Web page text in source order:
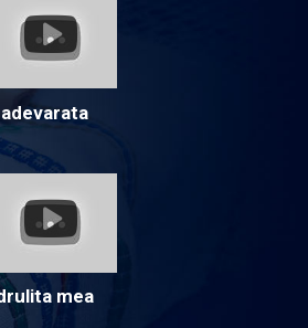
mea